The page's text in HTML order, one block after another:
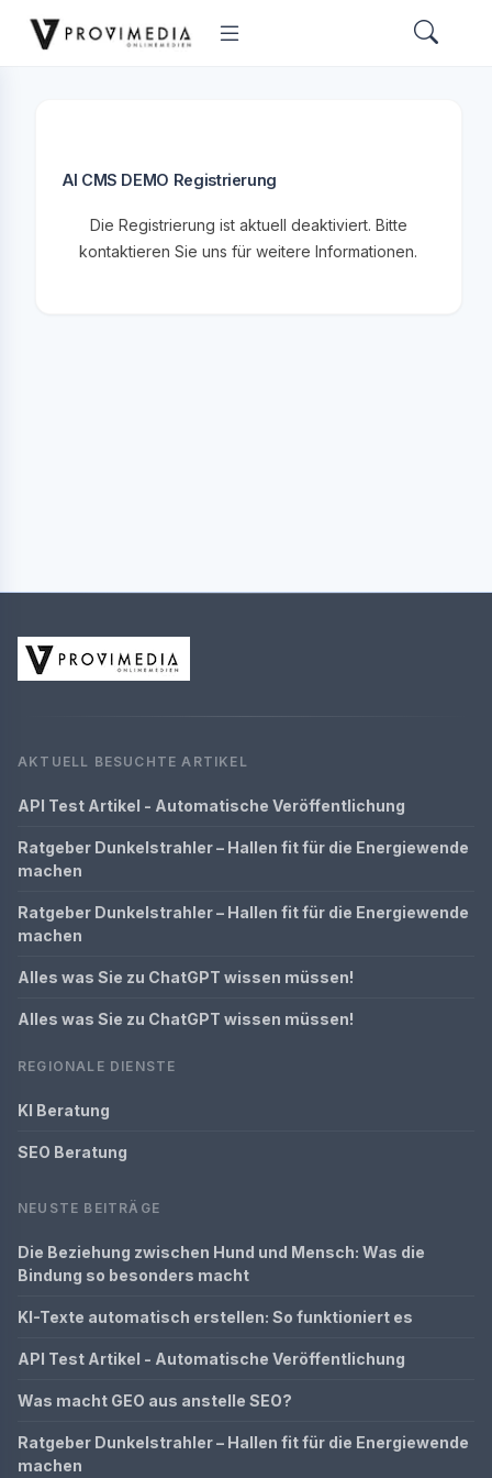
AI CMS DEMO Registrierung
Die Registrierung ist aktuell deaktiviert. Bitte
kontaktieren Sie uns für weitere Informationen.
AKTUELL BESUCHTE ARTIKEL
API Test Artikel - Automatische Veröffentlichung
Ratgeber Dunkelstrahler – Hallen fit für die Energiewende
machen
Ratgeber Dunkelstrahler – Hallen fit für die Energiewende
machen
Alles was Sie zu ChatGPT wissen müssen!
Alles was Sie zu ChatGPT wissen müssen!
REGIONALE DIENSTE
KI Beratung
SEO Beratung
NEUSTE BEITRÄGE
Die Beziehung zwischen Hund und Mensch: Was die
Bindung so besonders macht
KI-Texte automatisch erstellen: So funktioniert es
API Test Artikel - Automatische Veröffentlichung
Was macht GEO aus anstelle SEO?
Ratgeber Dunkelstrahler – Hallen fit für die Energiewende
machen